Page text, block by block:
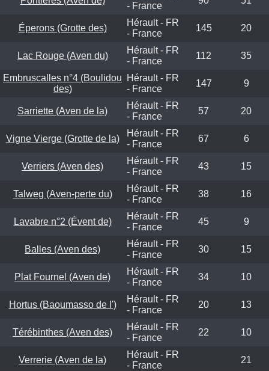
- France
Éperons (Grotte des)
Hérault - FR
- France
145 20
Lac Rouge (Aven du)
Hérault - FR
- France
112 35
Embruscalles n°4 (Boulidou
des)
Hérault - FR
- France
147 9
Sarriette (Aven de la)
Hérault - FR
- France
57 20
Vigne Vierge (Grotte de la)
Hérault - FR
- France
67 6
Verriers (Aven des)
Hérault - FR
- France
43 15
Talweg (Aven-perte du)
Hérault - FR
- France
38 16
Lavabre n°2 (Évent de)
Hérault - FR
- France
45 9
Balles (Aven des)
Hérault - FR
- France
30 15
Plat Fournel (Aven de)
Hérault - FR
- France
34 10
Hortus (Baoumasso de l')
Hérault - FR
- France
20 13
Térébinthes (Aven des)
Hérault - FR
- France
22 10
Verrerie (Aven de la)
Hérault - FR
- France
21